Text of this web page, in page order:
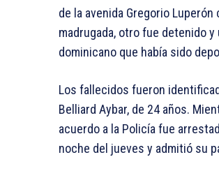
de la avenida Gregorio
madrugada, otro fue detenido
dominicano que había sido
Los fallecidos fueron
Belliard Aybar, de 24 años.
acuerdo a la Policía fue
noche del jueves y admitió su